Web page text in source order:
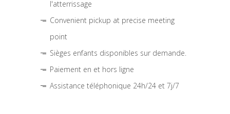
l'atterrissage
Convenient pickup at precise meeting
point
Sièges enfants disponibles sur demande.
Paiement en et hors ligne
Assistance téléphonique 24h/24 et 7j/7